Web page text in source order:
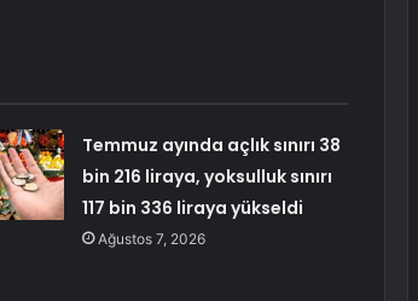
Temmuz ayında açlık sınırı 38
bin 216 liraya, yoksulluk sınırı
117 bin 336 liraya yükseldi
Ağustos 7, 2026